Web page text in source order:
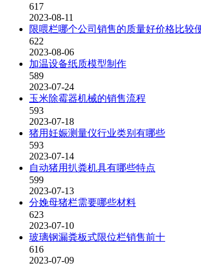
617
2023-08-11
限喂栏哪个公司销售的质量好价格比较
622
2023-08-06
加温设备纸质模型制作
589
2023-07-24
玉米除霉器机械的销售流程
593
2023-07-18
猪用妊娠测量仪行业类别有哪些
593
2023-07-14
自动猪用扒粪机具有哪些特点
599
2023-07-13
分娩母猪栏需要哪些材料
623
2023-07-10
玻璃钢漏粪板式限位栏销售前十
616
2023-07-09